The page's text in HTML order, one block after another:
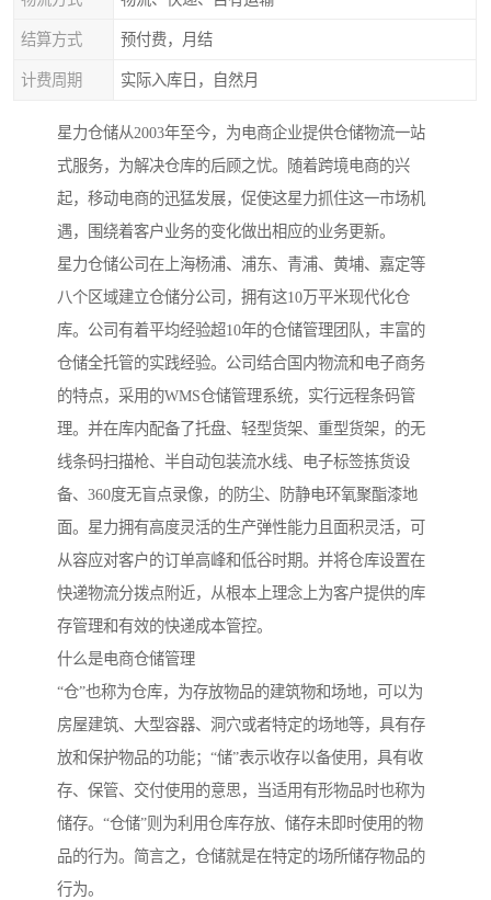
结算方式 预付费，月结
计费周期 实际入库日，自然月
星力仓储从2003年至今，为电商企业提供仓储物流一站
式服务，为解决仓库的后顾之忧。随着跨境电商的兴
起，移动电商的迅猛发展，促使这星力抓住这一市场机
遇，围绕着客户业务的变化做出相应的业务更新。
星力仓储公司在上海杨浦、浦东、青浦、黄埔、嘉定等
八个区域建立仓储分公司，拥有这10万平米现代化仓
库。公司有着平均经验超10年的仓储管理团队，丰富的
仓储全托管的实践经验。公司结合国内物流和电子商务
的特点，采用的WMS仓储管理系统，实行远程条码管
理。并在库内配备了托盘、轻型货架、重型货架，的无
线条码扫描枪、半自动包装流水线、电子标签拣货设
备、360度无盲点录像，的防尘、防静电环氧聚酯漆地
面。星力拥有高度灵活的生产弹性能力且面积灵活，可
从容应对客户的订单高峰和低谷时期。并将仓库设置在
快递物流分拨点附近，从根本上理念上为客户提供的库
存管理和有效的快递成本管控。
什么是电商仓储管理
“仓”也称为仓库，为存放物品的建筑物和场地，可以为
房屋建筑、大型容器、洞穴或者特定的场地等，具有存
放和保护物品的功能；“储”表示收存以备使用，具有收
存、保管、交付使用的意思，当适用有形物品时也称为
储存。“仓储”则为利用仓库存放、储存未即时使用的物
品的行为。简言之，仓储就是在特定的场所储存物品的
行为。